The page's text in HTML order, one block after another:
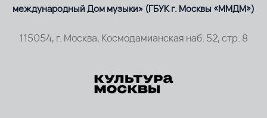
международный Дом музыки» (ГБУК г. Москвы «ММДМ»)
115054, г. Москва, Космодамианская наб. 52, стр. 8